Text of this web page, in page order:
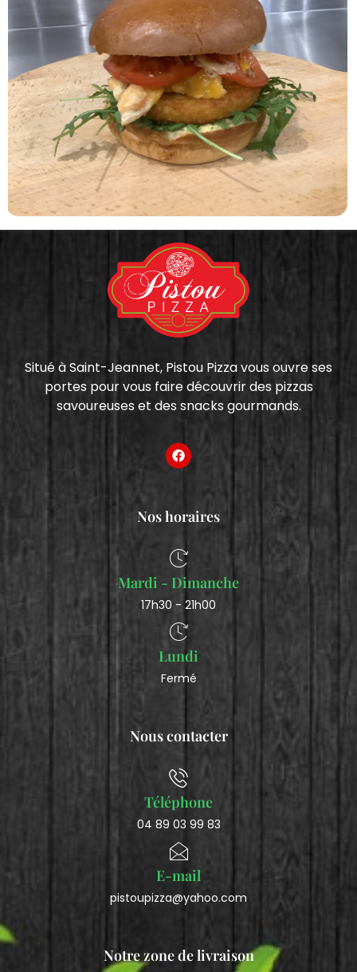
Situé à Saint-Jeannet, Pistou Pizza vous ouvre ses
portes pour vous faire découvrir des pizzas
savoureuses et des snacks gourmands.
Nos horaires
Mardi - Dimanche
17h30 - 21h00
Lundi
Fermé
Nous contacter
Téléphone
04 89 03 99 83
E-mail
pistoupizza@yahoo.com
Notre zone de livraison